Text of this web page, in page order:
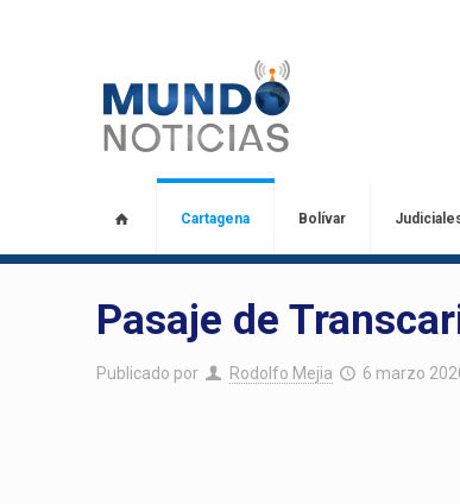
Cartagena Bolívar
Pasaje de
Publicado por Rodolfo Mejia 6 marzo